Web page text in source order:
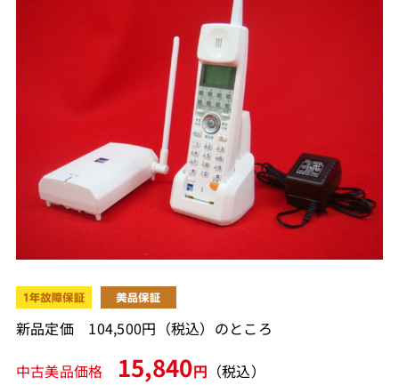
新品定価 104,500円（税込）のところ
中古美品価格 15,840円 （税込）